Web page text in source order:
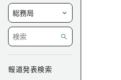
報道発表検索